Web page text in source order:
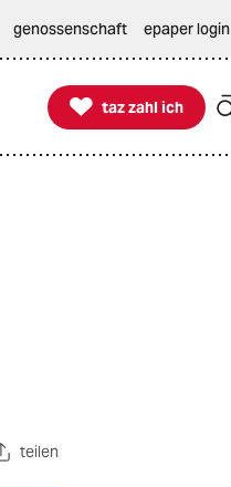
genossenschaft epaper login

taz zahl ich
taz zahl ich
teilen